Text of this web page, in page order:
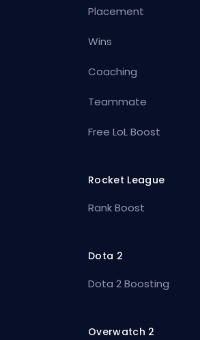
Placement
Wins
Coaching
Teammate
Free LoL Boost
Rocket League
Rank Boost
Dota 2
Dota 2 Boosting
Overwatch 2